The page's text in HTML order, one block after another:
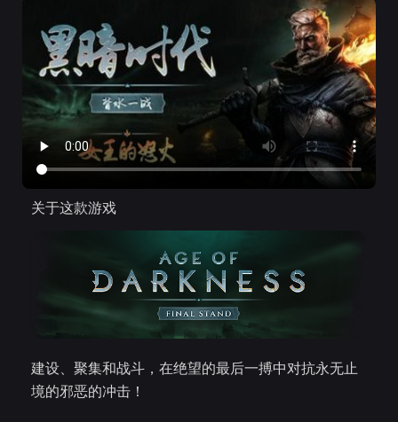
关于这款游戏
建设、聚集和战斗，在绝望的最后一搏中对抗永无止
境的邪恶的冲击！